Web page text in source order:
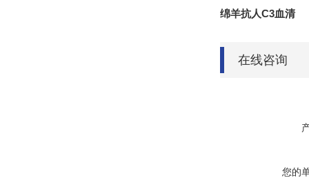
绵羊抗人C3血清
在线咨询
您的